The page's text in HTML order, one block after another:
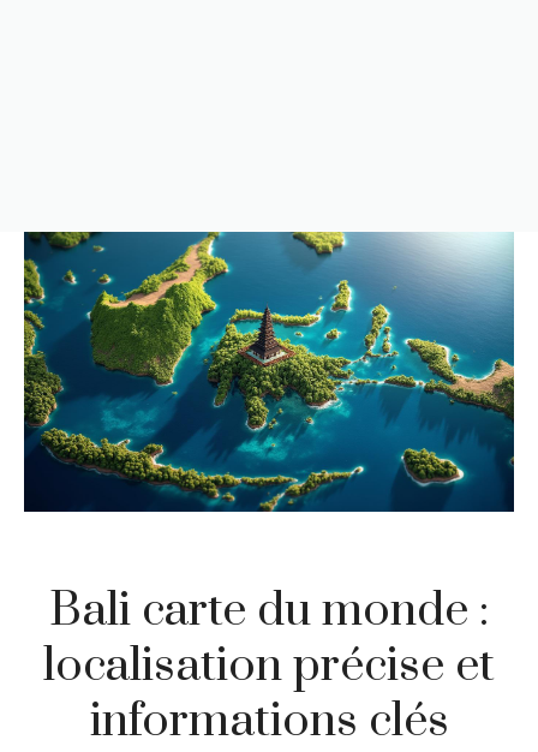
Bali carte du monde :
localisation précise et
informations clés